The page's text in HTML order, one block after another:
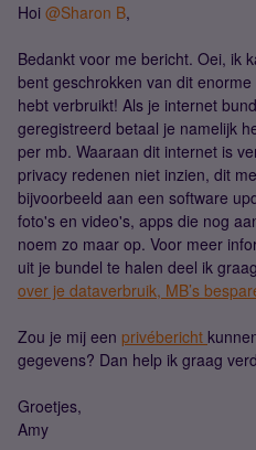
Hoi @Sharon B,
Bedankt voor me bericht. Oei, ik
bent geschrokken van dit
hebt verbruikt! Als je internet
geregistreerd betaal je namelijk
per mb. Waaraan dit internet is
privacy redenen niet inzien, dit
bijvoorbeeld aan een software
foto's en video's, apps die nog
noem zo maar op. Voor meer
uit je bundel te halen deel ik
over je dataverbruik, MB’s
Zou je mij een privébericht
gegevens? Dan help ik graag
Groetjes,
Amy